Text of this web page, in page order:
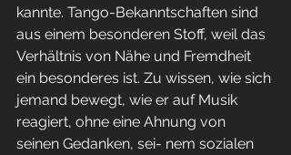
kannte. Tango-Bekanntschaften sind
aus einem besonderen Stoff, weil das
Verhältnis von Nähe und Fremdheit
ein besonderes ist. Zu wissen, wie sich
jemand bewegt, wie er auf Musik
reagiert, ohne eine Ahnung von
seinen Gedanken, sei- nem sozialen